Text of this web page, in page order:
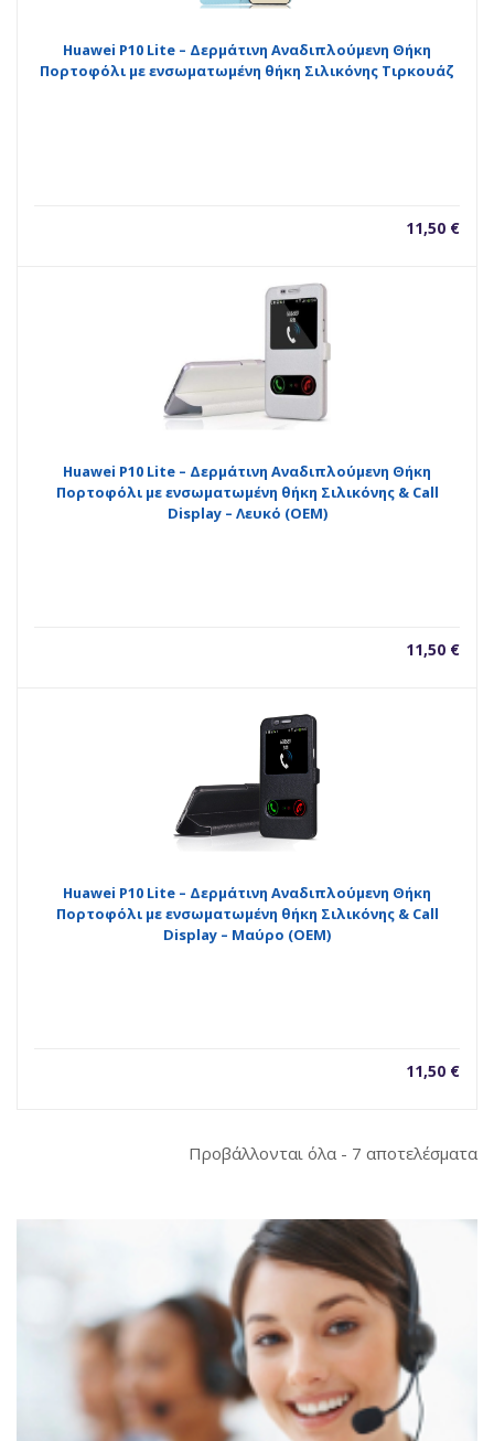
Huawei P10 Lite – Δερμάτινη Αναδιπλούμενη Θήκη
Πορτοφόλι με ενσωματωμένη θήκη Σιλικόνης Τιρκουάζ
11,50 €
Huawei P10 Lite – Δερμάτινη Αναδιπλούμενη Θήκη
Πορτοφόλι με ενσωματωμένη θήκη Σιλικόνης & Call
Display – Λευκό (ΟΕΜ)
11,50 €
Huawei P10 Lite – Δερμάτινη Αναδιπλούμενη Θήκη
Πορτοφόλι με ενσωματωμένη θήκη Σιλικόνης & Call
Display – Μαύρο (ΟΕΜ)
11,50 €
Προβάλλονται όλα - 7 αποτελέσματα